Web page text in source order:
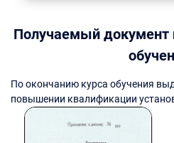
Получаемый документ
По окончанию курса обучения
повышении квалификации